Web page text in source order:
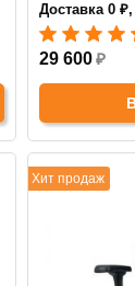
Материал
Регулировка
Крестовина:
Доставка 0
29 600₽
Хит продаж